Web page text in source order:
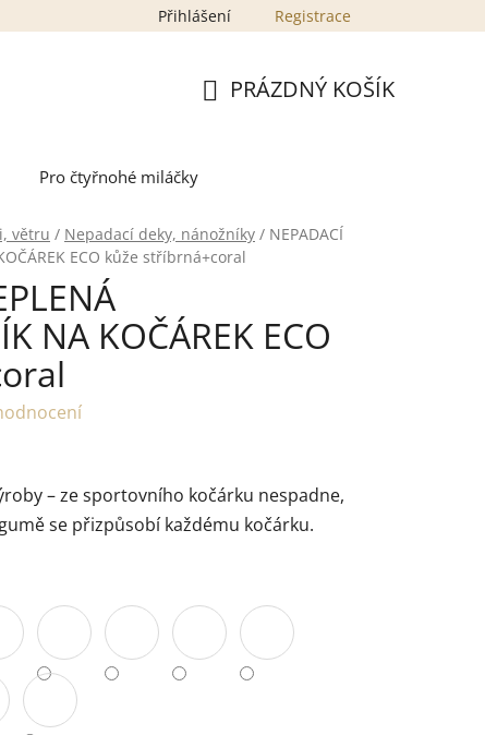
Přihlášení Registrace
PRÁZDNÝ KOŠÍK
Pro čtyřnohé miláčky
větru / Nepadací deky, nánožníky / NEPADACÍ
ECO kůže stříbrná+coral
NA KOČÁREK ECO
– ze sportovního kočárku nespadne,
se přizpůsobí každému kočárku.